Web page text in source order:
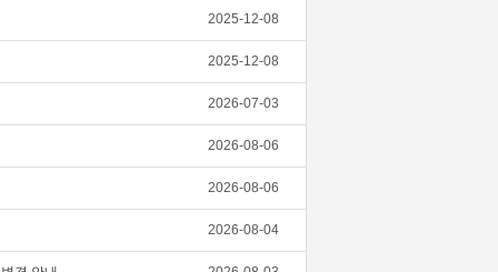
2025-12-08
2025-12-08
2026-07-03
2026-08-06
2026-08-06
2026-08-04